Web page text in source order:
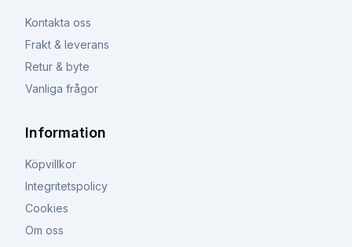
Kontakta oss
Frakt & leverans
Retur & byte
Vanliga frågor
Information
Köpvillkor
Integritetspolicy
Cookies
Om oss